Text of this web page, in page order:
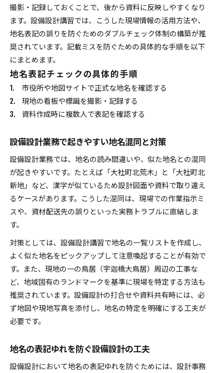
撮影・記録しておくことで、後から資料に反映しやすくなり
ます。設備設計講習では、こうした現場情報の活用方法や、
地名表記の誤りを防ぐためのダブルチェック体制の構築が推
奨されています。記載ミスを防ぐための具体的な手順を以下
にまとめます。
地名表記チェックの具体的手順
市役所や地図サイトで正式な地名を確認する
現地の看板や標識を撮影・記録する
資料作成時に複数人で表記を確認する
設備設計業務で起きやすい地名混同と対策
設備設計業務では、地名の読み間違いや、似た地名との混同
が起きやすいです。たとえば「大社町北荒木」と「大社町北
新地」など、漢字が似ているため設計図面や資料で取り違え
るケースがあります。こうした混同は、現場での作業指示ミ
スや、資材配送先の誤りといった実務トラブルに直結しま
す。
対策としては、設備設計講習で地名の一覧リストを作成し、
よく似た地名をピックアップして注意喚起することが有効で
す。また、現地の一の鳥居（宇迦橋大鳥居）周辺の工事な
ど、地域固有のランドマークを基準に現場を特定する方法も
推奨されています。設備設計の打合せや資料共有時には、必
ず地図や現地写真を添付し、地名の特定を明確にする工夫が
必要です。
地名の表記ゆれを防ぐ設備設計の工夫
設備設計において地名の表記ゆれを防ぐためには、設計事務